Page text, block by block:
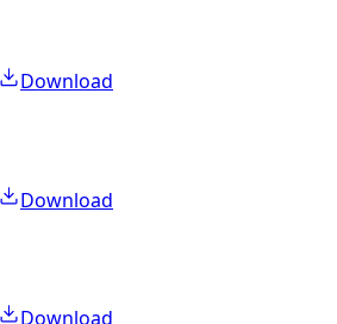
Download
Download
Download